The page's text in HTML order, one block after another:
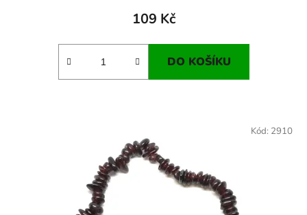
109 Kč
DO KOŠÍKU
Kód: 2910